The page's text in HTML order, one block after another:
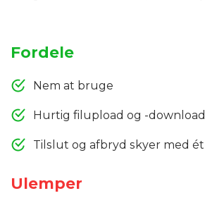
Fordele
Nem at bruge
Hurtig filupload og -
Tilslut og afbryd skyer med
Ulemper